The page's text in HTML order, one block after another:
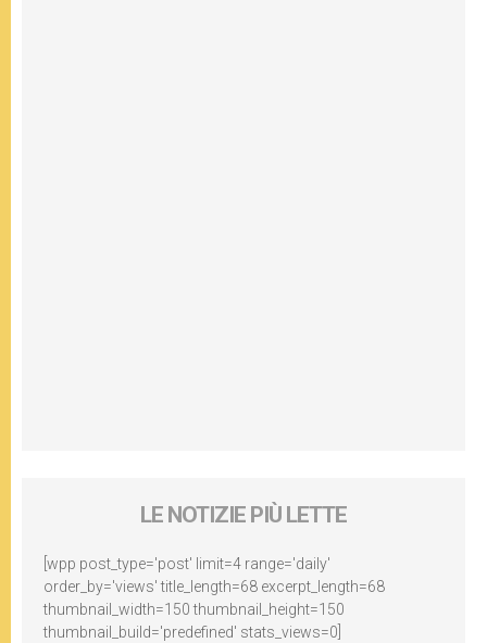
LE NOTIZIE PIÙ LETTE
[wpp post_type='post' limit=4 range='daily'
order_by='views' title_length=68 excerpt_length=68
thumbnail_width=150 thumbnail_height=150
thumbnail_build='predefined' stats_views=0]